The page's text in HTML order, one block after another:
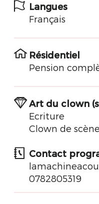
Langues
Français
Résidentiel
Pension
Art du clown
Ecriture
Clown de scène
Contact
0782805319